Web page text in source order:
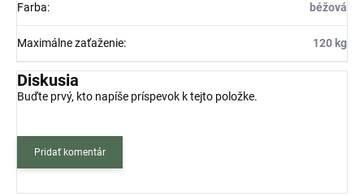
Farba: béžová
Maximálne zaťaženie: 120 kg
Diskusia
Buďte prvý, kto napíše príspevok k tejto položke.
Pridať komentár